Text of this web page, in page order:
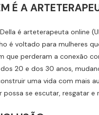
É A
é arteterapeuta online
é voltado para mulheres
que perderam a conexão
20 e dos 30 anos,
uma vida com mais
possa se escutar, resgatar